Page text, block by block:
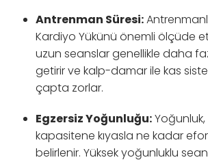
Antrenman Süresi:
Kardiyo Yükünü önemli ölçüde
uzun seanslar genellikle daha
getirir ve kalp-damar ile kas
çapta zorlar.
Egzersiz Yoğunluğu:
kapasitene kıyasla ne kadar
belirlenir. Yüksek yoğunluklu